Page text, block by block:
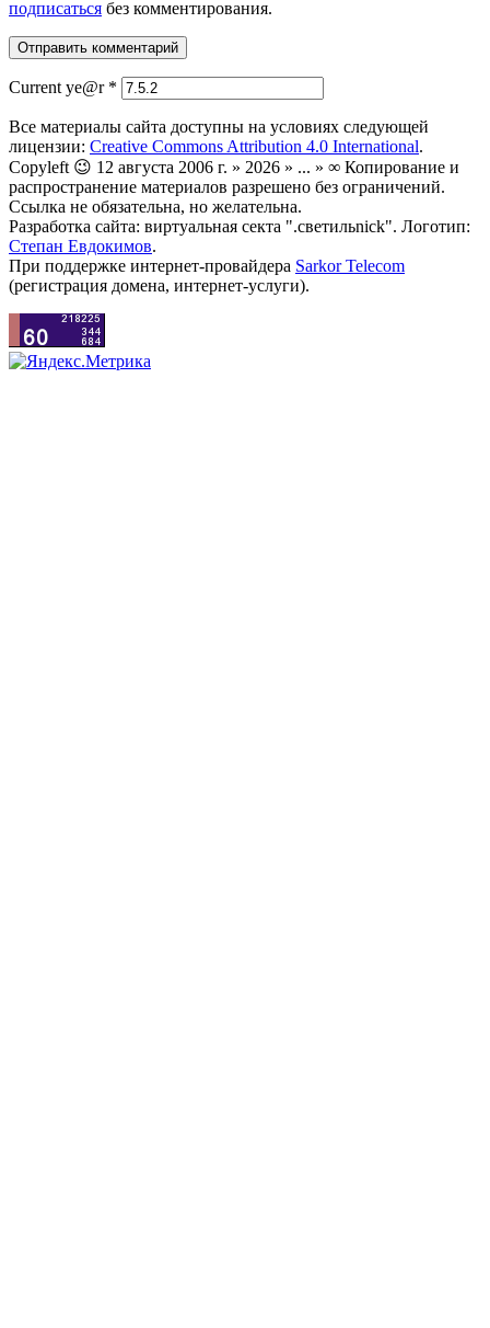
подписаться без комментирования.
Current ye@r *
Все материалы сайта доступны на условиях следующей
лицензии: Creative Commons Attribution 4.0 International.
Copyleft 😉 12 августа 2006 г. » 2026 » ... » ∞ Копирование и
распространение материалов разрешено без ограничений.
Ссылка не обязательна, но желательна.
Разработка сайта: виртуальная секта ".светильnick". Логотип:
Степан Евдокимов.
При поддержке интернет-провайдера Sarkor Telecom
(регистрация домена, интернет-услуги).